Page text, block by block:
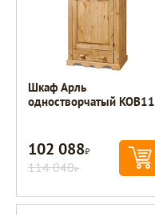
Шкаф Арль
одностворчатый KOB11
102 088Р
114 040Р